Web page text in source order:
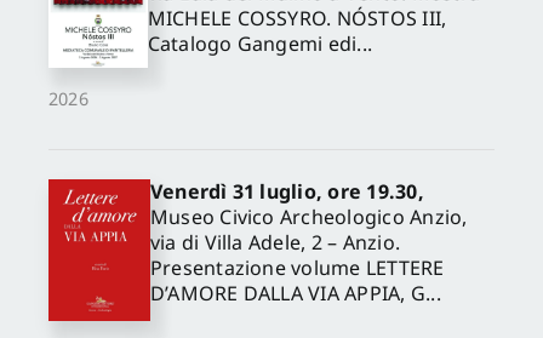
2026
MICHELE COSSYRO. NÓSTOS III,
Catalogo Gangemi edi...
Venerdì 31 luglio, ore 19.30,
Museo Civico Archeologico Anzio,
via di Villa Adele, 2 – Anzio.
Presentazione volume LETTERE
D’AMORE DALLA VIA APPIA, G...